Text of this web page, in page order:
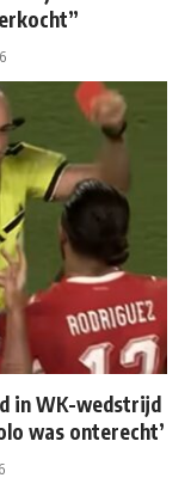
in WK-wedstrijd
was onterecht’